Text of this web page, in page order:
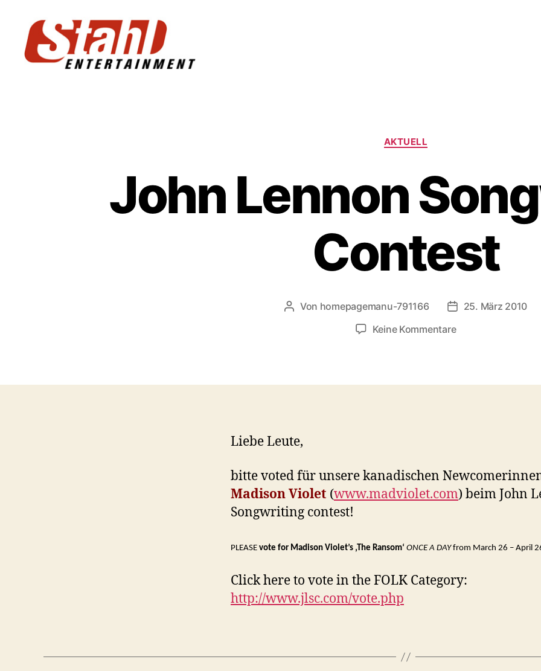
Kategorien
AKTUELL
John Lennon
Contest
Beitragsautor
Von homepagemanu-791166
25. März 2010
Keine Kommentarezu
Contest
Liebe Leute,
bitte voted für unsere kanadischen
Madison Violet (www.madviolet.com) beim John
Songwriting contest!
PLEASE vote for Madison Violet’s ‚The Ransom‘ ONCE A DAYfrom March 26 – April
Click here to vote in the FOLK Category:
http://www.jlsc.com/vote.php